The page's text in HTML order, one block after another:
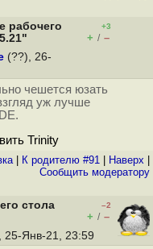
рабочего
+3
+ / –
(??), 26-
чешется юзать
уж лучше
Trinity
| К родителю #91 Наверх
Cообщить модератору
стола
–2
+ / –
25-Янв-21, 23:59